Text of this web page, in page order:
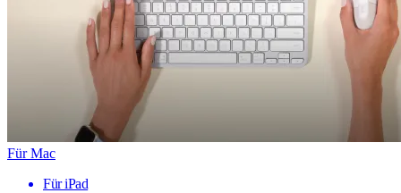
Für Mac
Für iPad